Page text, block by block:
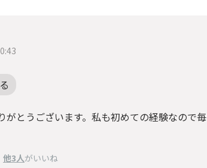
がとうございます。私も初めての経験なので
他3人がいいね